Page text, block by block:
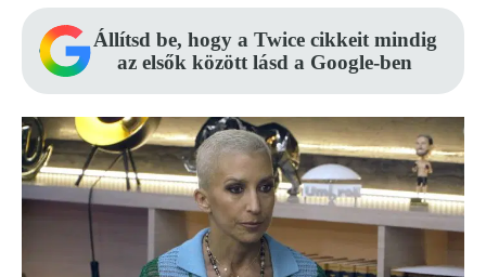
Állítsd be, hogy a Twice cikkeit mindig
az elsők között lásd a Google-ben